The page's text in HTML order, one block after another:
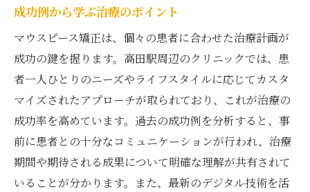
成功例から学ぶ治療のポイント
マウスピース矯正は、個々の患者に合わせた治療計画が
成功の鍵を握ります。高田駅周辺のクリニックでは、患
者一人ひとりのニーズやライフスタイルに応じてカスタ
マイズされたアプローチが取られており、これが治療の
成功率を高めています。過去の成功例を分析すると、事
前に患者との十分なコミュニケーションが行われ、治療
期間や期待される成果について明確な理解が共有されて
いることが分かります。また、最新のデジタル技術を活